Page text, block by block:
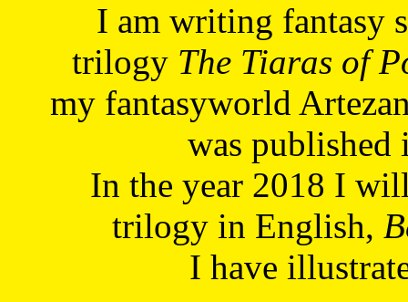
I am writing fantasy
trilogy The Tiaras of
my fantasyworld
was published
In the year 2018 I
trilogy in English,
I have